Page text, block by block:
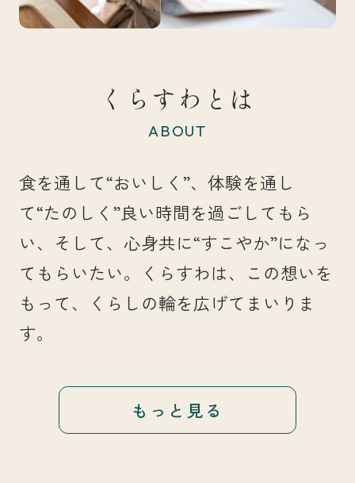
くらすわとは
ABOUT
食を通して“おいしく”、体験を通し
て“たのしく”良い時間を過ごしてもら
い、そして、心身共に“すこやか”になっ
てもらいたい。くらすわは、この想いを
もって、くらしの輪を広げてまいりま
す。
もっと見る